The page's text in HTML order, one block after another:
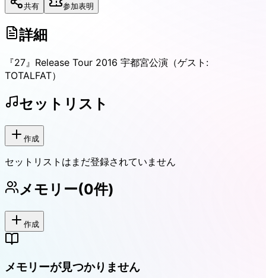
共有 参加表明
詳細
『27』Release Tour 2016 宇都宮公演（ゲスト:
TOTALFAT）
セットリスト
作成
セットリストはまだ登録されていません
メモリー(0件)
作成
メモリーが見つかりません